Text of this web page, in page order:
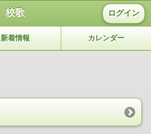
校歌 ログイン
新着情報 カレンダー